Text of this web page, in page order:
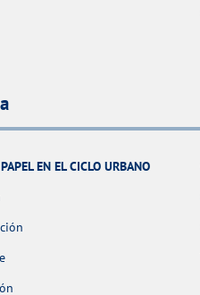
EN EL CICLO URBANO